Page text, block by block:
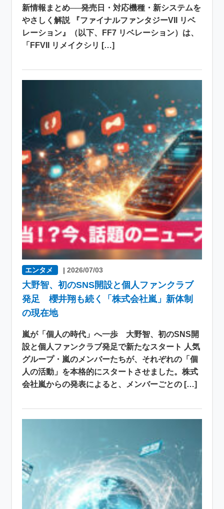
新情報まとめ──発売日・対応機種・新システムを
やさしく解説 『ファイナルファンタジーVII リベ
レーション』（以下、FF7 リベレーション）は、
「FFVII リメイクシリ […]
エンタメ |2026/07/03
大野智、初のSNS開設と個人ファンクラブ
発足 櫻井翔も続く「株式会社嵐」新体制
の現在地
嵐が「個人の時代」へ一歩 大野智、初のSNS開
設と個人ファンクラブ発足で新たなスタート 人気
グループ・嵐のメンバーたちが、それぞれの「個
人の活動」を本格的にスタートさせました。株式
会社嵐からの発表によると、メンバーごとの […]